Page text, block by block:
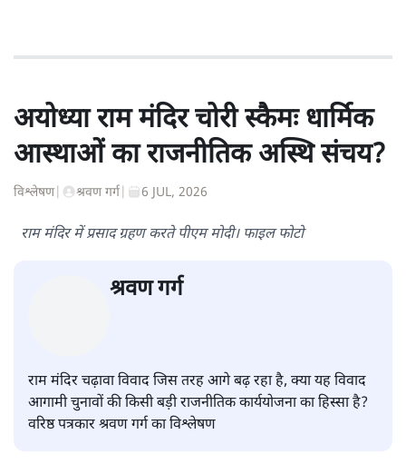
अपूर्वानंद दिल्ली विश्वविद्यालय में हिन्दी पढ़ाते हैं।
अपूर्वानंदकी और स्टोरी पढ़ें
आस्थाओं का राजनीतिक अस्थि संचय?
विश्लेषण| श्रवण गर्ग| 6 JUL, 2026